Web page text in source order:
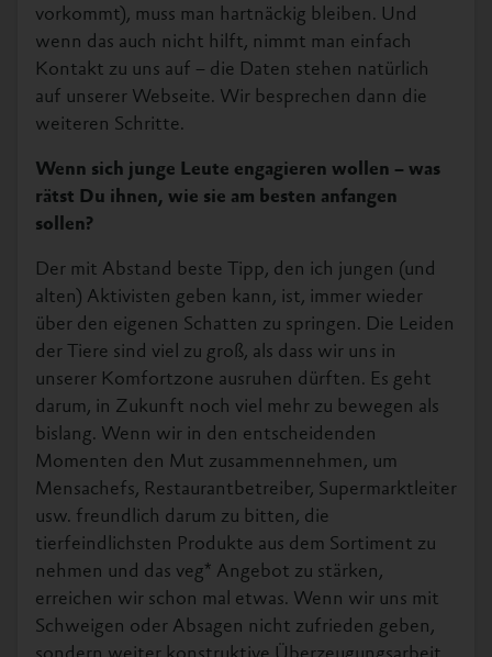
vorkommt), muss man hartnäckig bleiben. Und
wenn das auch nicht hilft, nimmt man einfach
Kontakt zu uns auf – die Daten stehen natürlich
auf unserer Webseite. Wir besprechen dann die
weiteren Schritte.
Wenn sich junge Leute engagieren wollen – was
rätst Du ihnen, wie sie am besten anfangen
sollen?
Der mit Abstand beste Tipp, den ich jungen (und
alten) Aktivisten geben kann, ist, immer wieder
über den eigenen Schatten zu springen. Die Leiden
der Tiere sind viel zu groß, als dass wir uns in
unserer Komfortzone ausruhen dürften. Es geht
darum, in Zukunft noch viel mehr zu bewegen als
bislang. Wenn wir in den entscheidenden
Momenten den Mut zusammennehmen, um
Mensachefs, Restaurantbetreiber, Supermarktleiter
usw. freundlich darum zu bitten, die
tierfeindlichsten Produkte aus dem Sortiment zu
nehmen und das veg* Angebot zu stärken,
erreichen wir schon mal etwas. Wenn wir uns mit
Schweigen oder Absagen nicht zufrieden geben,